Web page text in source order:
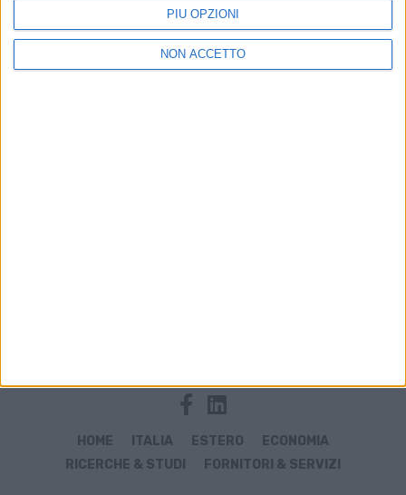
PIÙ OPZIONI
NON ACCETTO
HOME ITALIA ESTERO
ECONOMIA
RICERCHE & STUDI
FORNITORI & SERVIZI